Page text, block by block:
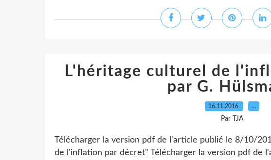
L'héritage culturel de
par G.
16.11.2016 …
Par TJA
Télécharger la version pdf de l'article publié le 8/10/
de l'inflation par décret" Télécharger la version pdf de